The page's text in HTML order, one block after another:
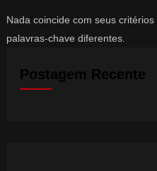
Nada coincide com seus
palavras-chave diferentes.
Postagem Recente